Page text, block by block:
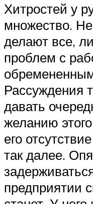
Хитростей у
множество.
делают все,
проблем с
Рассуждения
давать
желанию
его
так далее.
предприятии